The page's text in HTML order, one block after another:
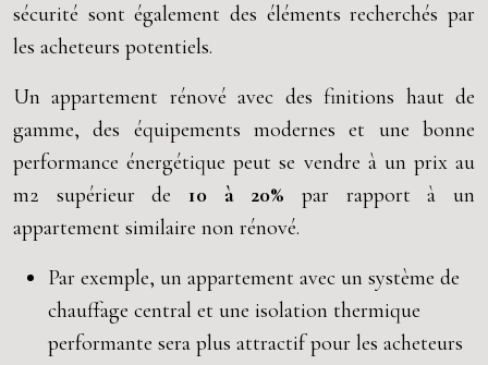
sécurité sont également des éléments recherchés par
les acheteurs potentiels.
Un appartement rénové avec des finitions haut de
gamme, des équipements modernes et une bonne
performance énergétique peut se vendre à un prix au
m2 supérieur de 10 à 20% par rapport à un
appartement similaire non rénové.
Par exemple, un appartement avec un système de
chauffage central et une isolation thermique
performante sera plus attractif pour les acheteurs